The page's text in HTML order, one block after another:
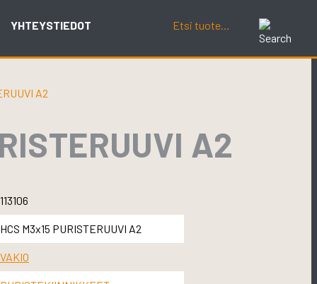
YHTEYSTIEDOT
A2
A2
113106
HCS M3x15 PURISTERUUVI A2
VAKIO